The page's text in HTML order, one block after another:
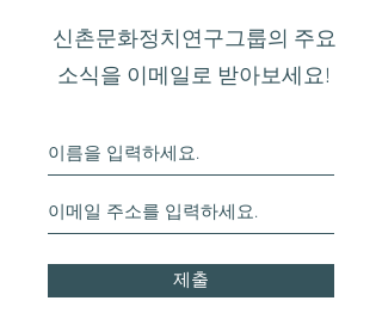
신촌문화정치연구그룹의 주요
소식을 이메일로 받아보세요!
제출